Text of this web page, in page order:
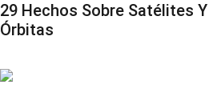
29 Hechos Sobre Satélites Y
Órbitas